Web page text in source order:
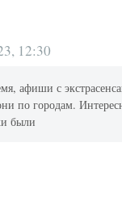
12:30
афиши с
по городам.
были